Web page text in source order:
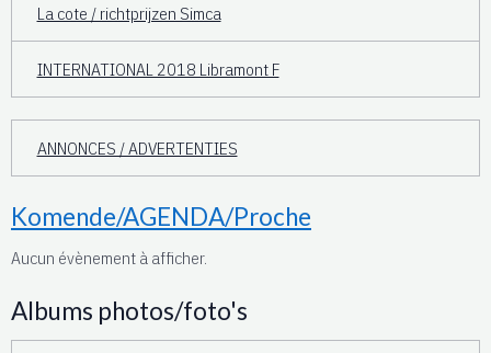
La cote / richtprijzen Simca
INTERNATIONAL 2018 Libramont F
ANNONCES / ADVERTENTIES
Komende/AGENDA/Proche
Aucun évènement à afficher.
Albums photos/foto's